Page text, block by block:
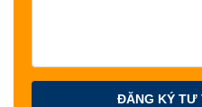
ĐĂNG KÝ TƯ